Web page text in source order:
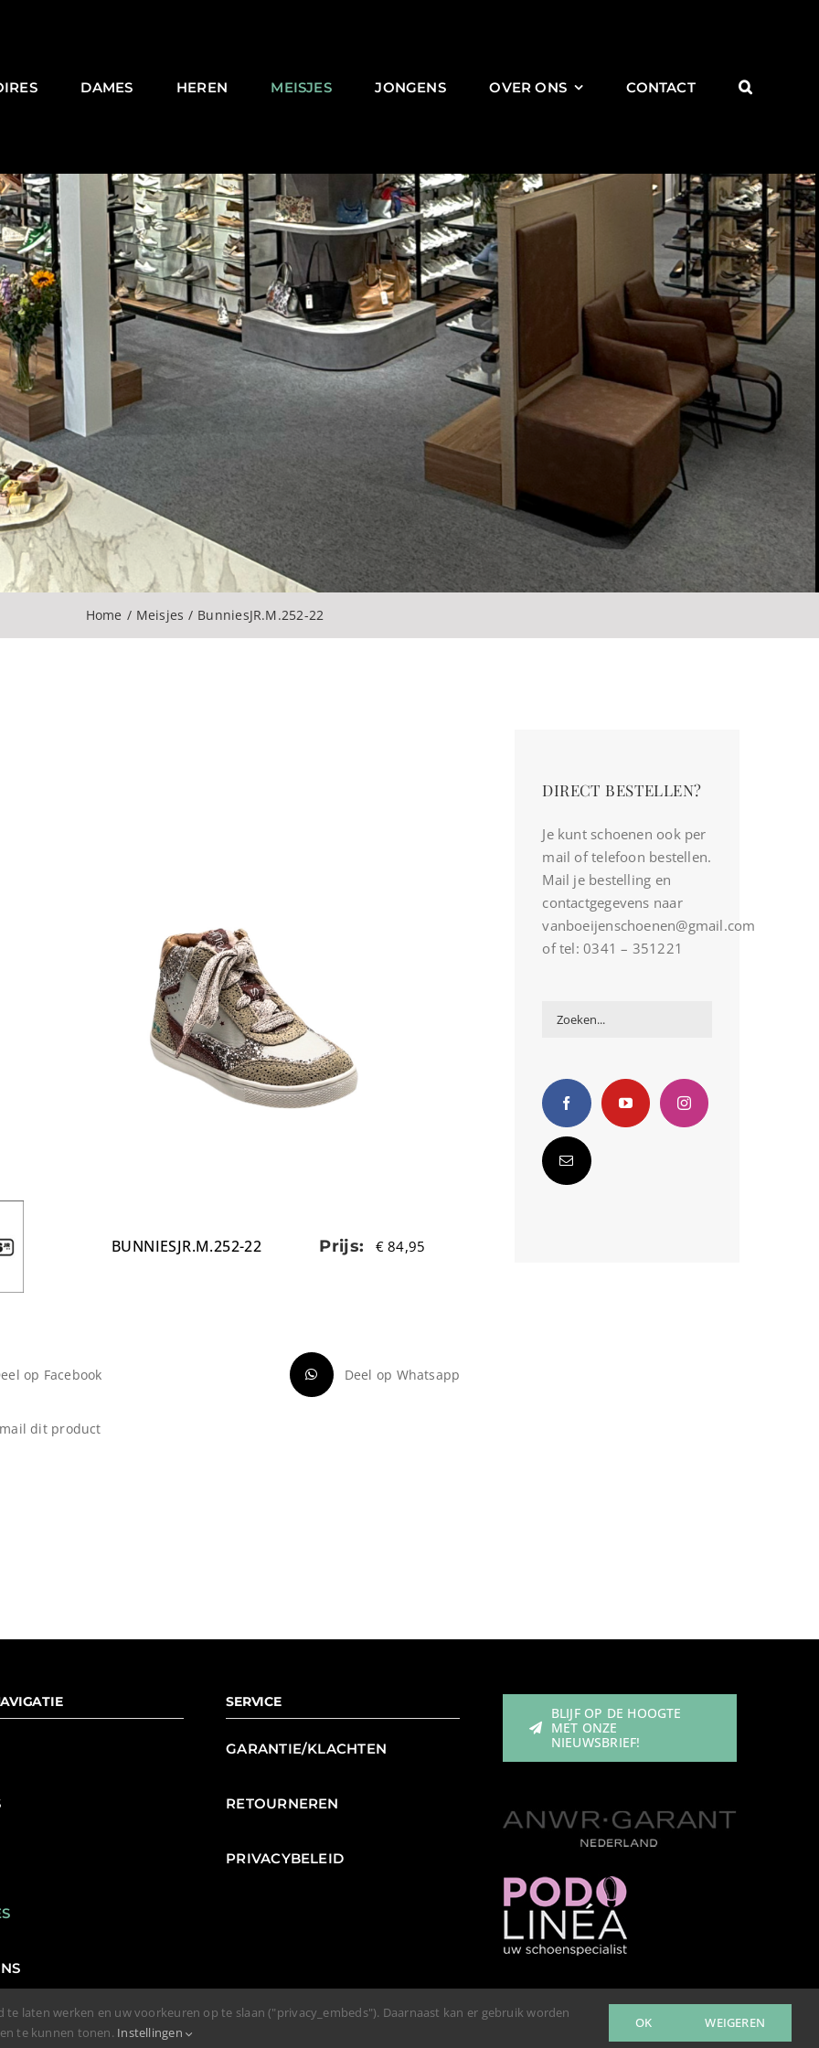
DAMES HEREN MEISJES JONGENS OVER ONS CONTACT
Home Meisjes BunniesJR.M.252-22
BUNNIESJR.M.252-22 Prijs: €84,95
op Facebook Deel op Whatsapp
dit product
DIRECT BESTELLEN?
Je kunt schoenen ook per
mail of telefoon bestellen.
Mail je bestelling en
contactgegevens naar
vanboeijenschoenen@gmail.com
of tel: 0341 – 351221
SERVICE
GARANTIE/KLACHTEN
RETOURNEREN
PRIVACYBELEID
BLIJF OP DE HOOGTE
MET ONZE
NIEUWSBRIEF!
laten werken en uw voorkeuren op te slaan ("privacy_embeds"). Daarnaast kan er gebruik worden
te kunnen tonen. Instellingen
OK WEIGEREN